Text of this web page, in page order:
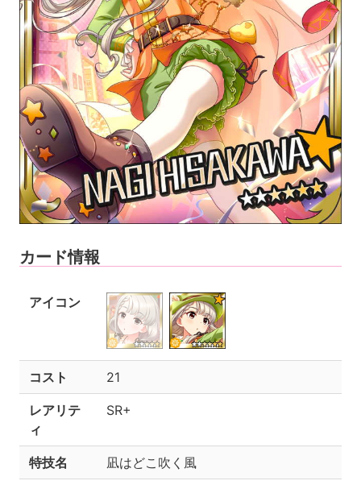
カード情報
アイコン
コスト 21
レアリテ
ィ
SR+
特技名 凪はどこ吹く風